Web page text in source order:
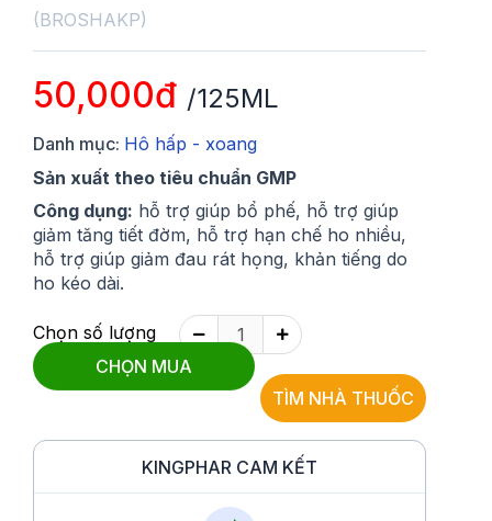
(BROSHAKP)
50,000đ /125ML
Danh mục: Hô hấp - xoang
Sản xuất theo tiêu chuẩn GMP
Công dụng: hỗ trợ giúp bổ phế, hỗ trợ giúp
giảm tăng tiết đờm, hỗ trợ hạn chế ho nhiều,
hỗ trợ giúp giảm đau rát họng, khản tiếng do
ho kéo dài.
Chọn số lượng
CHỌN MUA TÌM NHÀ THUỐC
KINGPHAR CAM KẾT